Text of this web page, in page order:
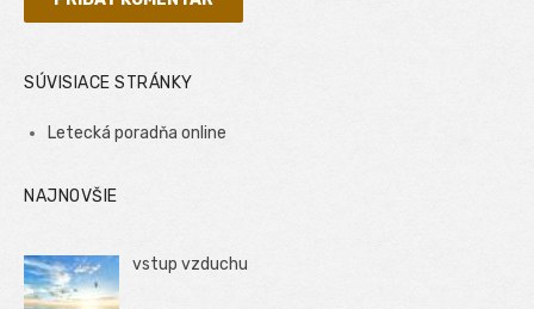
SÚVISIACE STRÁNKY
Letecká poradňa online
NAJNOVŠIE
vstup vzduchu